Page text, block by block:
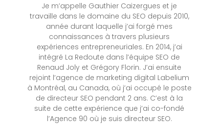
Je m’appelle Gauthier Caizergues et je
travaille dans le domaine du SEO depuis 2010,
année durant laquelle j’ai forgé mes
connaissances à travers plusieurs
expériences entrepreneuriales. En 2014, j’ai
intégré La Redoute dans l’équipe SEO de
Renaud Joly et Grégory Florin. J’ai ensuite
rejoint l’agence de marketing digital Labelium
à Montréal, au Canada, où j’ai occupé le poste
de directeur SEO pendant 2 ans. C’est à la
suite de cette expérience que j’ai co-fondé
l’Agence 90 où je suis directeur SEO.